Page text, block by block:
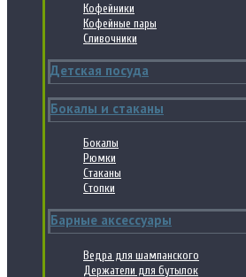
Кофейники
Кофейные пары
Сливочники
Детская посуда
Бокалы и стаканы
Бокалы
Рюмки
Стаканы
Стопки
Барные аксессуары
Ведра для шампанского
Держатели для бутылок